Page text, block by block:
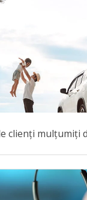
clienți mulțumiți